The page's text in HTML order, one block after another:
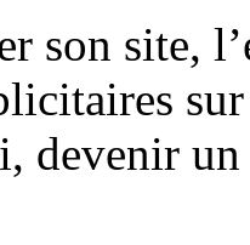
son site,
devenir